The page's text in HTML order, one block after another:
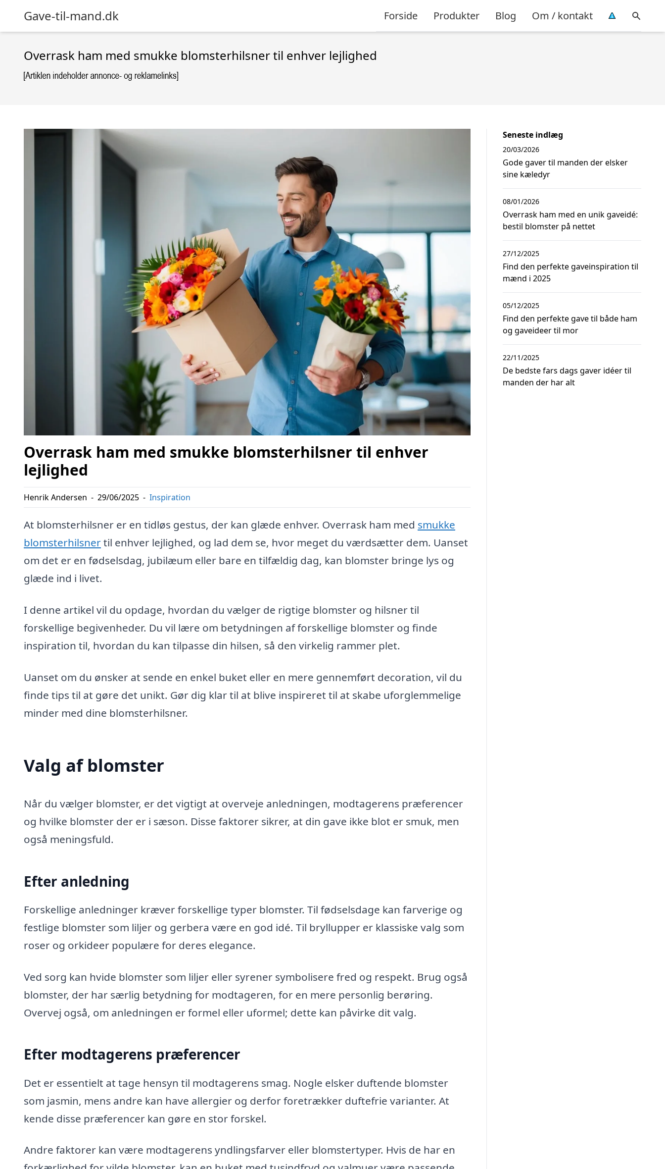
Gave-til-mand.dk Forside Produkter Blog Om / kontakt
Overrask ham med smukke blomsterhilsner til enhver lejlighed
Overrask ham med smukke blomsterhilsner til enhver
lejlighed
Henrik Andersen - 29/06/2025 - Inspiration
At blomsterhilsner er en tidløs gestus, der kan glæde enhver. Overrask ham med smukke
blomsterhilsnertil enhver lejlighed, og lad dem se, hvor meget du værdsætter dem. Uanset
om det er en fødselsdag, jubilæum eller bare en tilfældig dag, kan blomster bringe lys og
glæde ind i livet.
I denne artikel vil du opdage, hvordan du vælger de rigtige blomster og hilsner til
forskellige begivenheder. Du vil lære om betydningen af forskellige blomster og finde
inspiration til, hvordan du kan tilpasse din hilsen, så den virkelig rammer plet.
Uanset om du ønsker at sende en enkel buket eller en mere gennemført decoration, vil du
finde tips til at gøre det unikt. Gør dig klar til at blive inspireret til at skabe uforglemmelige
minder med dine blomsterhilsner.
Valg af blomster
Når du vælger blomster, er det vigtigt at overveje anledningen, modtagerens præferencer
og hvilke blomster der er i sæson. Disse faktorer sikrer, at din gave ikke blot er smuk, men
også meningsfuld.
Efter anledning
Forskellige anledninger kræver forskellige typer blomster. Til fødselsdage kan farverige og
festlige blomster som liljer og gerbera være en god idé. Til bryllupper er klassiske valg som
roser og orkideer populære for deres elegance.
Ved sorg kan hvide blomster som liljer eller syrener symbolisere fred og respekt. Brug også
blomster, der har særlig betydning for modtageren, for en mere personlig berøring.
Overvej også, om anledningen er formel eller uformel; dette kan påvirke dit valg.
Efter modtagerens præferencer
Det er essentielt at tage hensyn til modtagerens smag. Nogle elsker duftende blomster
som jasmin, mens andre kan have allergier og derfor foretrækker duftefrie varianter. At
kende disse præferencer kan gøre en stor forskel.
Andre faktorer kan være modtagerens yndlingsfarver eller blomstertyper. Hvis de har en
Seneste indlæg
Gode gaver til manden der elsker
sine kæledyr
20/03/2026
Overrask ham med en unik gaveidé:
bestil blomster på nettet
08/01/2026
Find den perfekte gaveinspiration til
mænd i 2025
27/12/2025
Find den perfekte gave til både ham
og gaveideer til mor
05/12/2025
De bedste fars dags gaver idéer til
manden der har alt
22/11/2025